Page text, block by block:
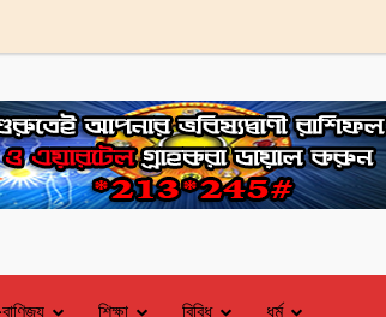
শিক্ষা বিবিধ ধর্ম